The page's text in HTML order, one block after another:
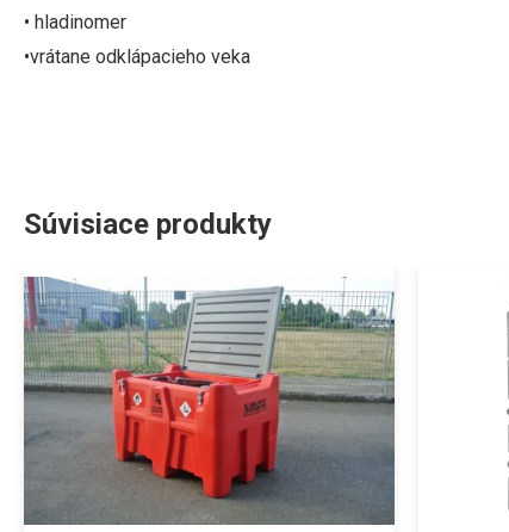
• hladinomer
•vrátane odklápacieho veka
Súvisiace produkty